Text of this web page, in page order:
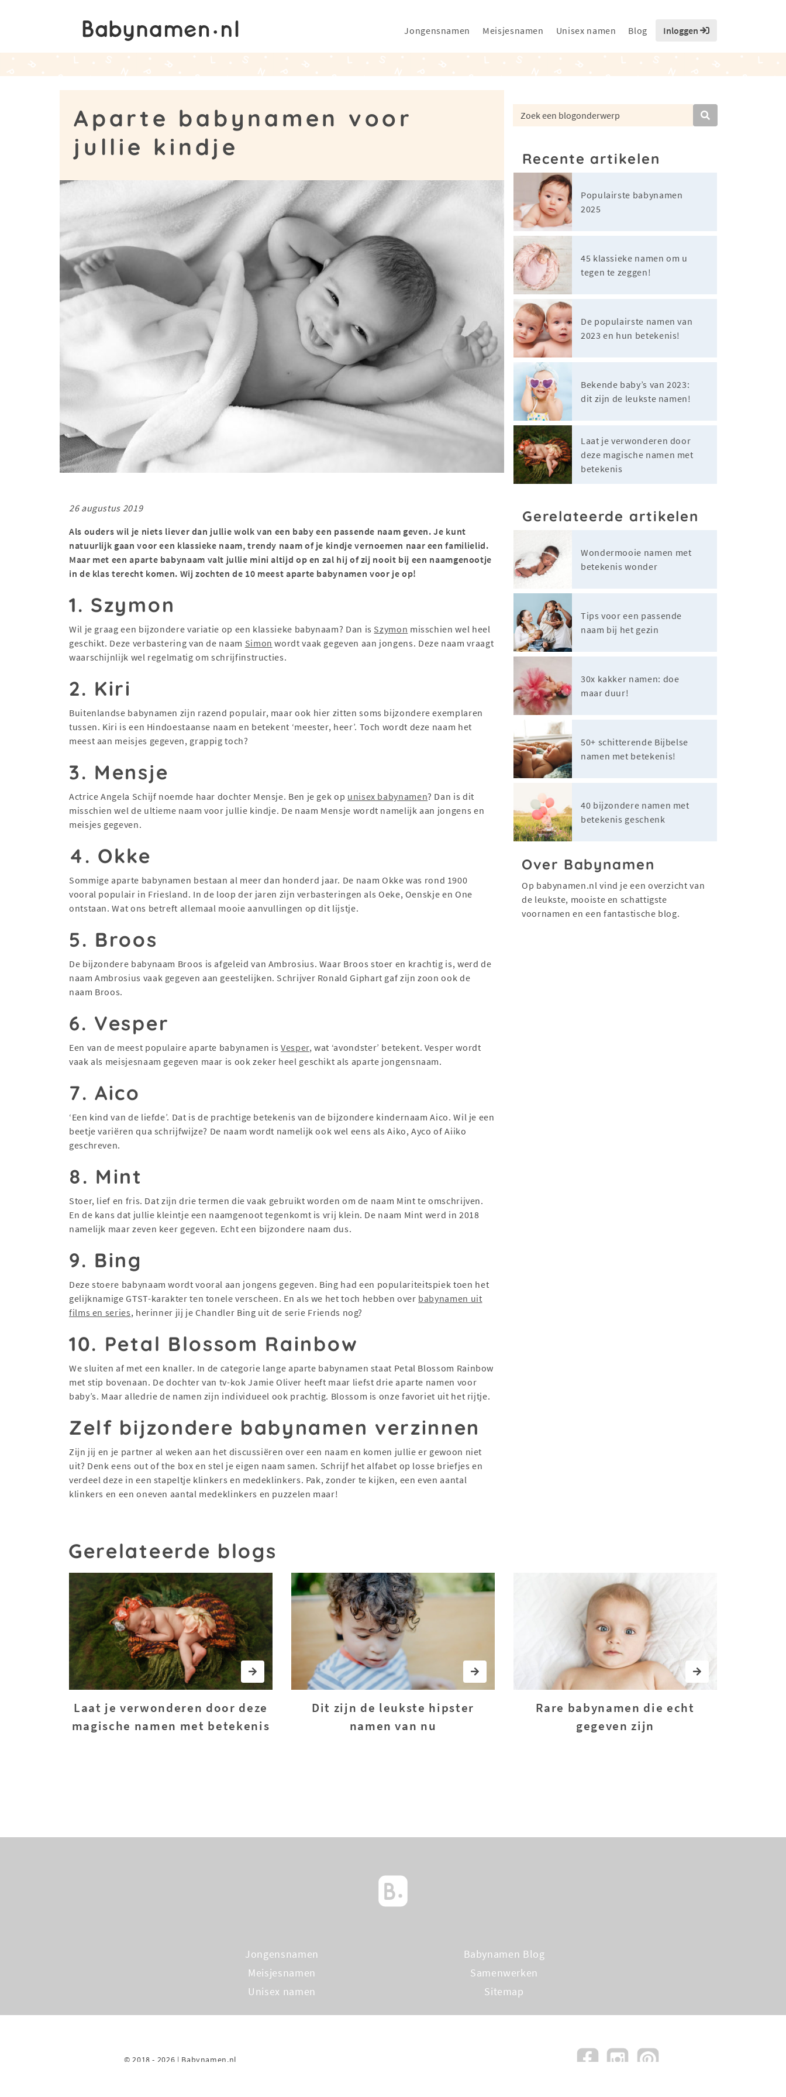
Jongensnamen Meisjesnamen Unisex namen Blog Inloggen
Aparte babynamen voor
jullie kindje
26 augustus 2019
Als ouders wil je niets liever dan jullie wolk van een baby een passende naam geven. Je kunt
natuurlijk gaan voor een klassieke naam, trendy naam of je kindje vernoemen naar een familielid.
Maar met een aparte babynaam valt jullie mini altijd op en zal hij of zij nooit bij een naamgenootje
in de klas terecht komen. Wij zochten de 10 meest aparte babynamen voor je op!
1. Szymon
Wil je graag een bijzondere variatie op een klassieke babynaam? Dan is Szymon misschien wel heel
geschikt. Deze verbastering van de naam Simon wordt vaak gegeven aan jongens. Deze naam vraagt
waarschijnlijk wel regelmatig om schrijfinstructies.
2. Kiri
Buitenlandse babynamen zijn razend populair, maar ook hier zitten soms bijzondere exemplaren
tussen. Kiri is een Hindoestaanse naam en betekent ‘meester, heer’. Toch wordt deze naam het
meest aan meisjes gegeven, grappig toch?
3. Mensje
Actrice Angela Schijf noemde haar dochter Mensje. Ben je gek op unisex babynamen? Dan is dit
misschien wel de ultieme naam voor jullie kindje. De naam Mensje wordt namelijk aan jongens en
meisjes gegeven.
4. Okke
Sommige aparte babynamen bestaan al meer dan honderd jaar. De naam Okke was rond 1900
vooral populair in Friesland. In de loop der jaren zijn verbasteringen als Oeke, Oenskje en One
ontstaan. Wat ons betreft allemaal mooie aanvullingen op dit lijstje.
5. Broos
De bijzondere babynaam Broos is afgeleid van Ambrosius. Waar Broos stoer en krachtig is, werd de
naam Ambrosius vaak gegeven aan geestelijken. Schrijver Ronald Giphart gaf zijn zoon ook de
naam Broos.
6. Vesper
Een van de meest populaire aparte babynamen isVesper, wat ‘avondster’ betekent. Vesper wordt
vaak als meisjesnaam gegeven maar is ook zeker heel geschikt als aparte jongensnaam.
7. Aico
‘Een kind van de liefde’. Dat is de prachtige betekenis van de bijzondere kindernaam Aico. Wil je een
beetje variëren qua schrijfwijze? De naam wordt namelijk ook wel eens als Aiko, Ayco of Aiiko
geschreven.
8. Mint
Stoer, lief en fris. Dat zijn drie termen die vaak gebruikt worden om de naam Mint te omschrijven.
En de kans dat jullie kleintje een naamgenoot tegenkomt is vrij klein. De naam Mint werd in 2018
namelijk maar zeven keer gegeven. Echt een bijzondere naam dus.
9. Bing
Deze stoere babynaam wordt vooral aan jongens gegeven. Bing had een populariteitspiek toen het
gelijknamige GTST-karakter ten tonele verscheen. En als we het toch hebben over babynamen uit
films en series, herinner jij je Chandler Bing uit de serie Friends nog?
10. Petal Blossom Rainbow
We sluiten af met een knaller. In de categorie lange aparte babynamen staat Petal Blossom Rainbow
met stip bovenaan. De dochter van tv-kok Jamie Oliver heeft maar liefst drie aparte namen voor
baby’s. Maar alledrie de namen zijn individueel ook prachtig. Blossom is onze favoriet uit het rijtje.
Zelf bijzondere babynamen verzinnen
Zijn jij en je partner al weken aan het discussiëren over een naam en komen jullie er gewoon niet
uit? Denk eens out of the box en stel je eigen naam samen. Schrijf het alfabet op losse briefjes en
verdeel deze in een stapeltje klinkers en medeklinkers. Pak, zonder te kijken, een even aantal
klinkers en een oneven aantal medeklinkers en puzzelen maar!
Recente artikelen
Populairste babynamen
2025
45 klassieke namen om u
tegen te zeggen!
De populairste namen van
2023 en hun betekenis!
Bekende baby’s van 2023:
dit zijn de leukste namen!
Laat je verwonderen door
deze magische namen met
betekenis
Gerelateerde artikelen
Wondermooie namen met
betekenis wonder
Tips voor een passende
naam bij het gezin
30x kakker namen: doe
maar duur!
50+ schitterende Bijbelse
namen met betekenis!
40 bijzondere namen met
betekenis geschenk
Over Babynamen
Op babynamen.nl vind je een overzicht van
de leukste, mooiste en schattigste
voornamen en een fantastische blog.
Gerelateerde blogs
Laat je verwonderen door deze
magische namen met betekenis
Dit zijn de leukste hipster
namen van nu
Rare babynamen die echt
gegeven zijn
Jongensnamen
Meisjesnamen
Unisex namen
Babynamen Blog
Samenwerken
Sitemap
© 2018 - 2026 | Babynamen.nl